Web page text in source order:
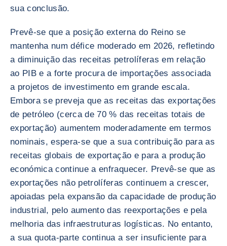
sua conclusão.
Prevê-se que a posição externa do Reino se
mantenha num défice moderado em 2026, refletindo
a diminuição das receitas petrolíferas em relação
ao PIB e a forte procura de importações associada
a projetos de investimento em grande escala.
Embora se preveja que as receitas das exportações
de petróleo (cerca de 70 % das receitas totais de
exportação) aumentem moderadamente em termos
nominais, espera-se que a sua contribuição para as
receitas globais de exportação e para a produção
económica continue a enfraquecer. Prevê-se que as
exportações não petrolíferas continuem a crescer,
apoiadas pela expansão da capacidade de produção
industrial, pelo aumento das reexportações e pela
melhoria das infraestruturas logísticas. No entanto,
a sua quota-parte continua a ser insuficiente para